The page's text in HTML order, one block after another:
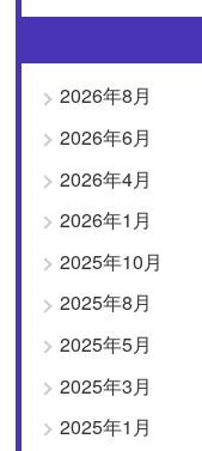
2026年8月
2026年6月
2026年4月
2026年1月
2025年10月
2025年8月
2025年5月
2025年3月
2025年1月